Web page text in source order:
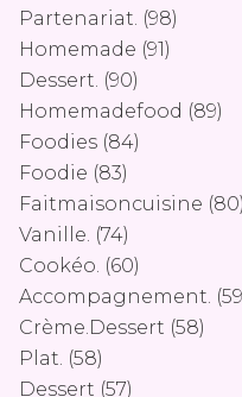
Partenariat. (98)
Homemade (91)
Dessert. (90)
Homemadefood (89)
Foodies (84)
Foodie (83)
Faitmaisoncuisine (80)
Vanille. (74)
Cookéo. (60)
Accompagnement.
Crème.dessert (58)
Plat. (58)
Dessert (57)